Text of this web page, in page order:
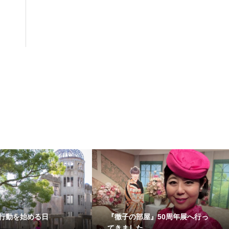
動を始める日
『徹子の部屋』50周年展へ行っ